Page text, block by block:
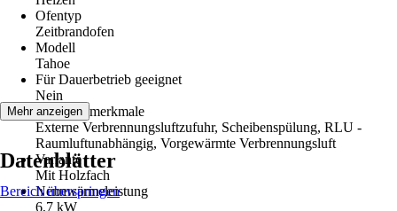
Ofentyp
Zeitbrandofen
Modell
Tahoe
Für Dauerbetrieb geeignet
Nein
Leistungsmerkmale
Externe Verbrennungsluftzufuhr, Scheibenspülung, RLU -
Raumluftunabhängig, Vorgewärmte Verbrennungsluft
Variante
Mit Holzfach
Nennwärmeleistung
6,7 kW
Mehr anzeigen
Datenblätter
Bereich überspringen